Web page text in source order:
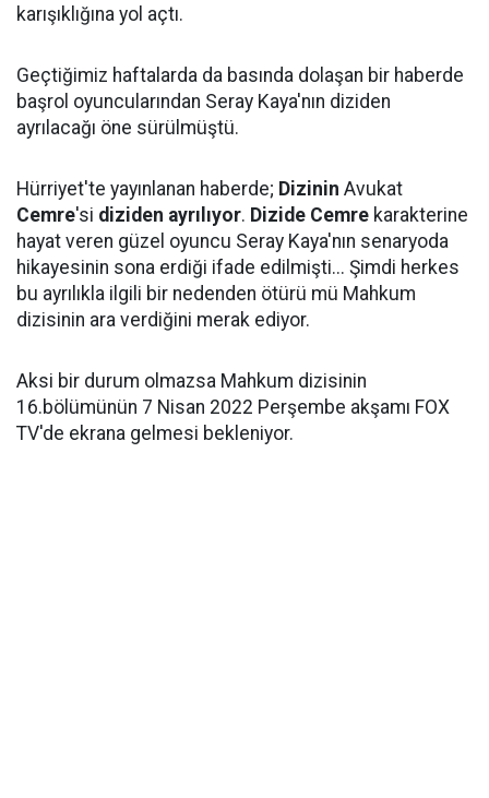
karışıklığına yol açtı.
Geçtiğimiz haftalarda da basında dolaşan bir haberde
başrol oyuncularından Seray Kaya'nın diziden
ayrılacağı öne sürülmüştü.
Hürriyet'te yayınlanan haberde; Dizinin Avukat
Cemre'si diziden ayrılıyor. Dizide Cemre karakterine
hayat veren güzel oyuncu Seray Kaya'nın senaryoda
hikayesinin sona erdiği ifade edilmişti... Şimdi herkes
bu ayrılıkla ilgili bir nedenden ötürü mü Mahkum
dizisinin ara verdiğini merak ediyor.
Aksi bir durum olmazsa Mahkum dizisinin
16.bölümünün 7 Nisan 2022 Perşembe akşamı FOX
TV'de ekrana gelmesi bekleniyor.